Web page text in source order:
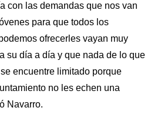
con las demandas que nos van
para que todos los
ofrecerles vayan muy
su día a día y que nada de lo que
encuentre limitado porque
no les echen una
Navarro.